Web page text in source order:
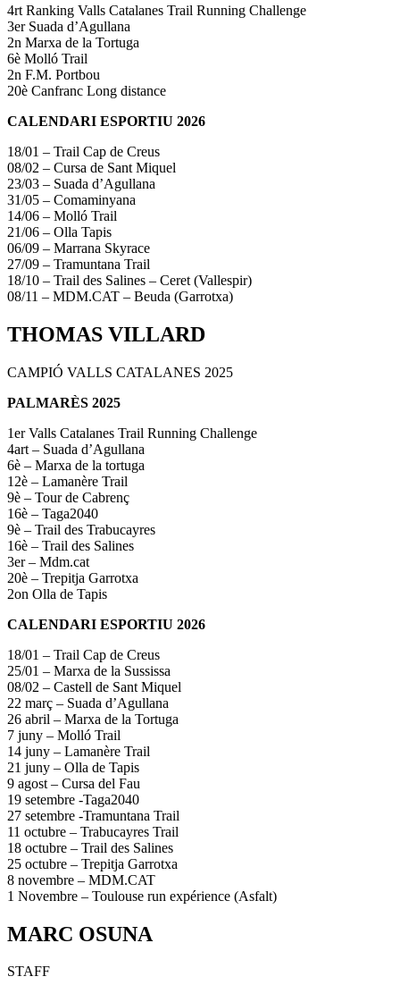
4rt Ranking Valls Catalanes Trail Running Challenge
3er Suada d’Agullana
2n Marxa de la Tortuga
6è Molló Trail
2n F.M. Portbou
20è Canfranc Long distance
CALENDARI ESPORTIU 2026
18/01 – Trail Cap de Creus
08/02 – Cursa de Sant Miquel
23/03 – Suada d’Agullana
31/05 – Comaminyana
14/06 – Molló Trail
21/06 – Olla Tapis
06/09 – Marrana Skyrace
27/09 – Tramuntana Trail
18/10 – Trail des Salines – Ceret (Vallespir)
08/11 – MDM.CAT – Beuda (Garrotxa)
THOMAS VILLARD
CAMPIÓ VALLS CATALANES 2025
PALMARÈS 2025
1er Valls Catalanes Trail Running Challenge
4art – Suada d’Agullana
6è – Marxa de la tortuga
12è – Lamanère Trail
9è – Tour de Cabrenç
16è – Taga2040
9è – Trail des Trabucayres
16è – Trail des Salines
3er – Mdm.cat
20è – Trepitja Garrotxa
2on Olla de Tapis
CALENDARI ESPORTIU 2026
18/01 – Trail Cap de Creus
25/01 – Marxa de la Sussissa
08/02 – Castell de Sant Miquel
22 març – Suada d’Agullana
26 abril – Marxa de la Tortuga
7 juny – Molló Trail
14 juny – Lamanère Trail
21 juny – Olla de Tapis
9 agost – Cursa del Fau
19 setembre -Taga2040
27 setembre -Tramuntana Trail
11 octubre – Trabucayres Trail
18 octubre – Trail des Salines
25 octubre – Trepitja Garrotxa
8 novembre – MDM.CAT
1 Novembre – Toulouse run expérience (Asfalt)
MARC OSUNA
STAFF